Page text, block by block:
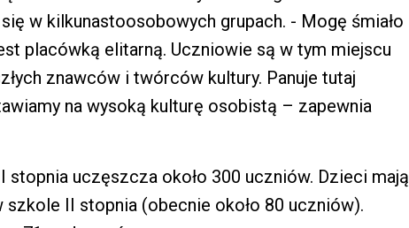
w kilkunastoosobowych grupach. - Mogę śmiało
placówką elitarną. Uczniowie są w tym miejscu
znawców i twórców kultury. Panuje tutaj
na wysoką kulturę osobistą – zapewnia
stopnia uczęszcza około 300 uczniów. Dzieci mają
II stopnia (obecnie około 80 uczniów).